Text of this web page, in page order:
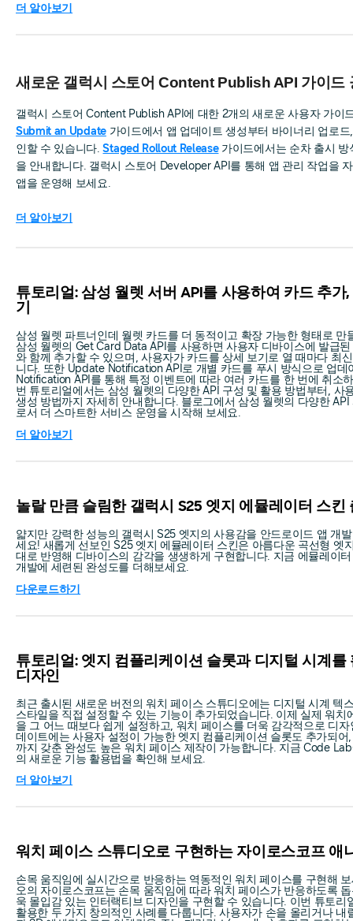
더 알아보기
새로운 갤럭시 스토어 Content Publish API 가이드
갤럭시 스토어 Content Publish API에 대한 2개의 새로운 사용자 가이
Submit an Update가이드에서 앱 업데이트 생성부터 바이너리 업로
인할 수 있습니다.Staged Rollout Release가이드에서는 순차 출시 방
을 안내합니다. 갤럭시 스토어 Developer API를 통해 앱 관리 작업을
앱을 운영해 보세요.
더 알아보기
튜토리얼: 삼성 월렛 서버 API를 사용하여 카드 추가
기
삼성 월렛 파트너인데 월렛 카드를 더 동적이고 확장 가능한 형태로 만
삼성 월렛의 Get Card Data API를 사용하면 사용자 디바이스에 발급
와 함께 추가할 수 있으며, 사용자가 카드를 상세 보기로 열 때마다 최
니다. 또한 Update Notification API로 개별 카드를 푸시 방식으로 업데
Notification API를 통해 특정 이벤트에 따라 여러 카드를 한 번에 취소
번 튜토리얼에서는 삼성 월렛의 다양한 API 구성 및 활용 방법부터, 사
생성 방법까지 자세히 안내합니다. 블로그에서 삼성 월렛의 다양한
로서 더 스마트한 서비스 운영을 시작해 보세요.
더 알아보기
놀랄 만큼 슬림한 갤럭시 S25 엣지 에뮬레이터 스킨
얇지만 강력한 성능의 갤럭시 S25 엣지의 사용감을 안드로이드 앱 개
세요! 새롭게 선보인 S25 엣지 에뮬레이터 스킨은 아름다운 곡선형 엣
대로 반영해 디바이스의 감각을 생생하게 구현합니다. 지금 에뮬레이
개발에 세련된 완성도를 더해보세요.
다운로드하기
튜토리얼: 엣지 컴플리케이션 슬롯과 디지털 시계를
디자인
최근 출시된 새로운 버전의 워치 페이스 스튜디오에는 디지털 시계 텍
스타일을 직접 설정할 수 있는 기능이 추가되었습니다. 이제 실제 워치
을 그 어느 때보다 쉽게 설정하고, 워치 페이스를 더욱 감각적으로 디
데이트에는 사용자 설정이 가능한 엣지 컴플리케이션 슬롯도 추가되
까지 갖춘 완성도 높은 워치 페이스 제작이 가능합니다. 지금 Code
의 새로운 기능 활용법을 확인해 보세요.
더 알아보기
워치 페이스 스튜디오로 구현하는 자이로스코프 애
손목 움직임에 실시간으로 반응하는 역동적인 워치 페이스를 구현해
오의 자이로스코프는 손목 움직임에 따라 워치 페이스가 반응하도록
욱 몰입감 있는 인터랙티브 디자인을 구현할 수 있습니다. 이번 튜토리
활용한 두 가지 창의적인 사례를 다룹니다. 사용자가 손을 올리거나 내